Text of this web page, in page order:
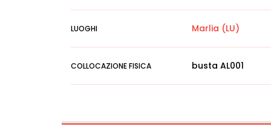
LUOGHI Marlia (LU)
COLLOCAZIONE FISICA busta AL001